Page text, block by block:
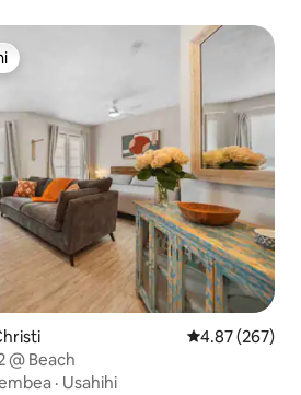
Ukadiriaji wa
4.87 (267)
@ Beach
· Usahihi